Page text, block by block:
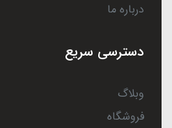
درباره ما
دسترسی سریع
وبلاگ
فروشگاه